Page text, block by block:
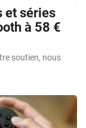
et séries
à 58 €
soutien, nous